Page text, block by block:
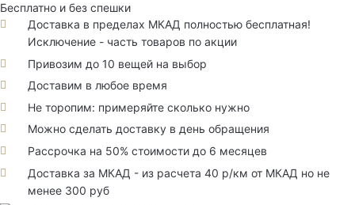
Бесплатно и без спешки
Доставка в пределах МКАД полностью бесплатная!
Исключение - часть товаров по акции
Привозим до 10 вещей на выбор
Доставим в любое время
Не торопим: примеряйте сколько нужно
Можно сделать доставку в день обращения
Рассрочка на 50% стоимости до 6 месяцев
Доставка за МКАД - из расчета 40 р/км от МКАД но не
менее 300 руб